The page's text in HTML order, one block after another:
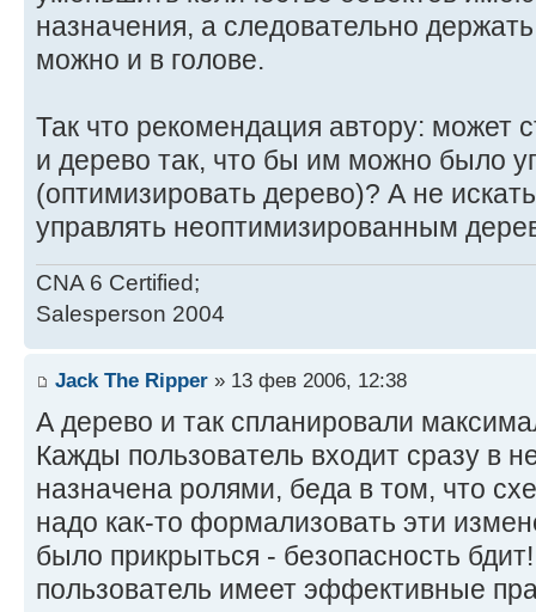
назначения, а следовательно
можно и в голове.
Так что рекомендация автору: может
и дерево так, что бы им можно было
(оптимизировать дерево)? А не
управлять неоптимизированным
CNA 6 Certified;
Salesperson 2004
Jack The Ripper » 13 фев 2006, 12:38
А дерево и так спланировали
Кажды пользователь входит сразу в
назначена ролями, беда в том, что
надо как-то формализовать эти
было прикрыться - безопасность
пользователь имеет эффективные